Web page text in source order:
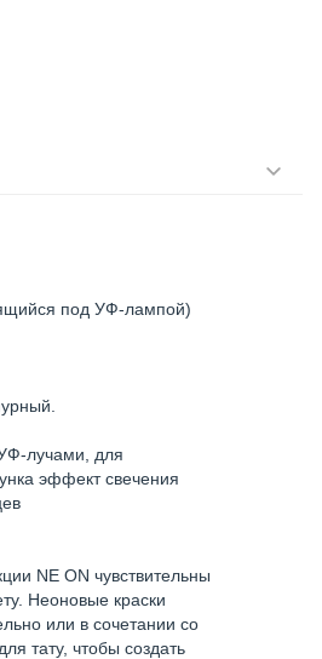
под УФ-лампой)
лучами, для
эффект свечения
NE ON чувствительны
Неоновые краски
или в сочетании со
тату, чтобы создать